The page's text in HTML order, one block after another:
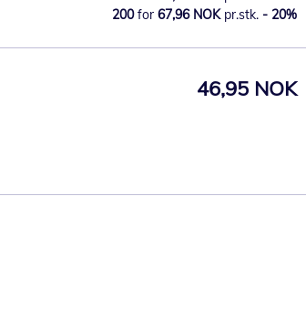
200for 67,96 NOK pr.stk. - 20%
46,95 NOK